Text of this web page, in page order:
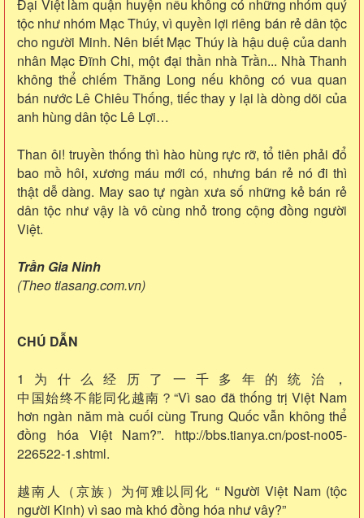
Đại Việt làm quận huyện nếu không có những nhóm quý
tộc như nhóm Mạc Thúy, vì quyền lợi riêng bán rẻ dân tộc
cho người Minh. Nên biết Mạc Thúy là hậu duệ của danh
nhân Mạc Đĩnh Chi, một đại thần nhà Trần... Nhà Thanh
không thể chiếm Thăng Long nếu không có vua quan
bán nước Lê Chiêu Thống, tiếc thay y lại là dòng dõi của
anh hùng dân tộc Lê Lợi…
Than ôi! truyền thống thì hào hùng rực rỡ, tổ tiên phải đổ
bao mồ hôi, xương máu mới có, nhưng bán rẻ nó đi thì
thật dễ dàng. May sao tự ngàn xưa số những kẻ bán rẻ
dân tộc như vậy là vô cùng nhỏ trong cộng đồng người
Việt.
Trần Gia Ninh
(Theo tiasang.com.vn)
CHÚ DẪN
1为什么经历了一千多年的统治，
中国始终不能同化越南？“Vì sao đã thống trị Việt Nam
hơn ngàn năm mà cuối cùng Trung Quốc vẫn không thể
đồng hóa Việt Nam?”. http://bbs.tianya.cn/post-no05-
226522-1.shtml.
越南人（京族）为何难以同化 “ Người Việt Nam (tộc
người Kinh) vì sao mà khó đồng hóa như vây?”